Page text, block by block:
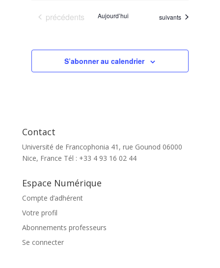
Évènements
précédents Aujourd’hui Évènements
suivants
S’abonner au calendrier
Contact
Université de Francophonia 41, rue Gounod 06000
Nice, France Tél : +33 4 93 16 02 44
Espace Numérique
Compte d’adhérent
Votre profil
Abonnements professeurs
Se connecter